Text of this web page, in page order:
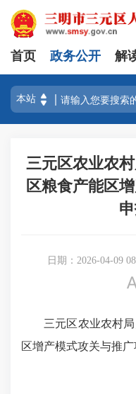
首页 政务公开 解
三元区农业农
区粮食产能区
日期：2026-04-09
三元区农业农村
区增产模式攻关与推